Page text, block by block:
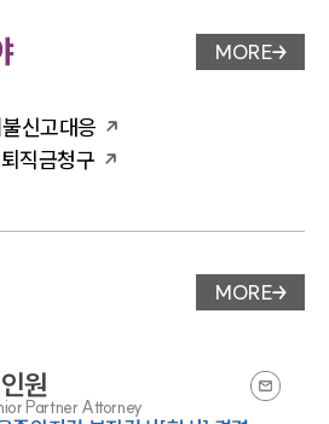
업무분야
MORE
신고대응
직금청구
변호사 페
MORE
원
Partner Attorney